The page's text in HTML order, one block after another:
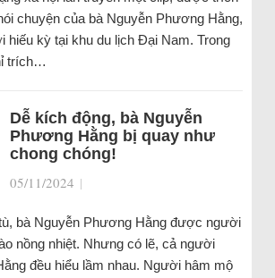
chuyện của bà Nguyễn Phương Hằng,
hiếu kỳ tại khu du lịch Đại Nam. Trong
trích…
Dễ kích động, bà Nguyễn
Phương Hằng bị quay như
chong chóng!
05/11/2024 |
bà Nguyễn Phương Hằng được người
nồng nhiệt. Nhưng có lẽ, cả người
đều hiểu lầm nhau. Người hâm mộ